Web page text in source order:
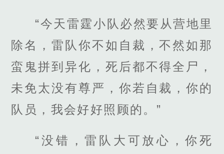
“今天雷霆小队必然要从营地里
除名，雷队你不如自裁，不然如那
蛮鬼拼到异化，死后都不得全尸，
未免太没有尊严，你若自裁，你的
队员，我会好好照顾的。”
“没错，雷队大可放心，你死